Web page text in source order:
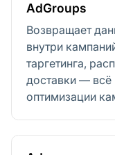
AdGroups
Возвращает
внутри
таргетинга,
доставки — всё
оптимизации